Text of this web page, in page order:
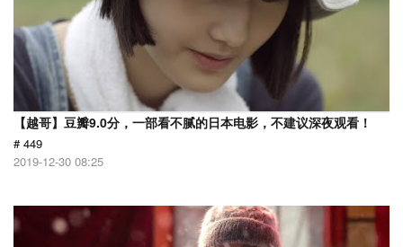
【越哥】豆瓣9.0分，一部看不腻的日本电影，不建议深夜观看！
# 449
2019-12-30 08:25